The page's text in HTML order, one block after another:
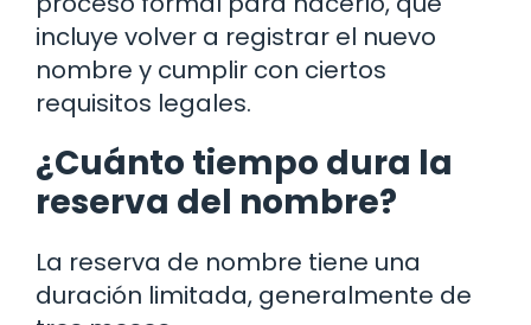
incluye volver a registrar el nuevo
nombre y cumplir con ciertos
requisitos legales.
¿Cuánto tiempo dura la
reserva del nombre?
La reserva de nombre tiene una
duración limitada, generalmente de